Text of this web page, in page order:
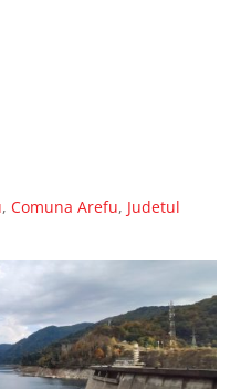
,Comuna Arefu, Judetul